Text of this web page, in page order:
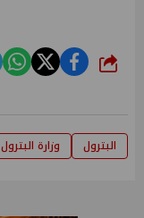
شارك
البترول وزارة البترول